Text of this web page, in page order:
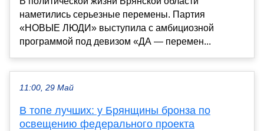
наметились серьезные перемены. Партия
«НОВЫЕ ЛЮДИ» выступила с амбициозной
программой под девизом «ДА — перемен...
11:00, 29 Май
В топе лучших: у Брянщины бронза по
освещению федерального проекта